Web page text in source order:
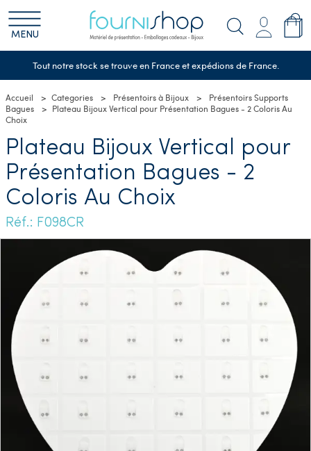
MENU
Tout notre stock se trouve en France et expédions de France.
Accueil Categories Présentoirs à Bijoux
Présentoirs Supports
Bagues
Plateau Bijoux Vertical pour Présentation Bagues - 2 Coloris Au
Choix
Plateau Bijoux Vertical pour
Présentation Bagues - 2
Coloris Au Choix
Réf.: F098CR